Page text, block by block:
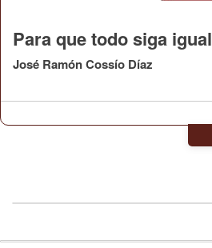
Para que todo siga igual
José Ramón Cossío Díaz